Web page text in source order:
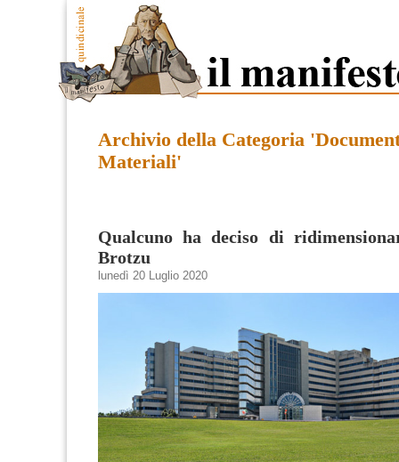
Archivio della Categoria
Materiali'
Qualcuno ha deciso di
Brotzu
lunedì 20 Luglio 2020